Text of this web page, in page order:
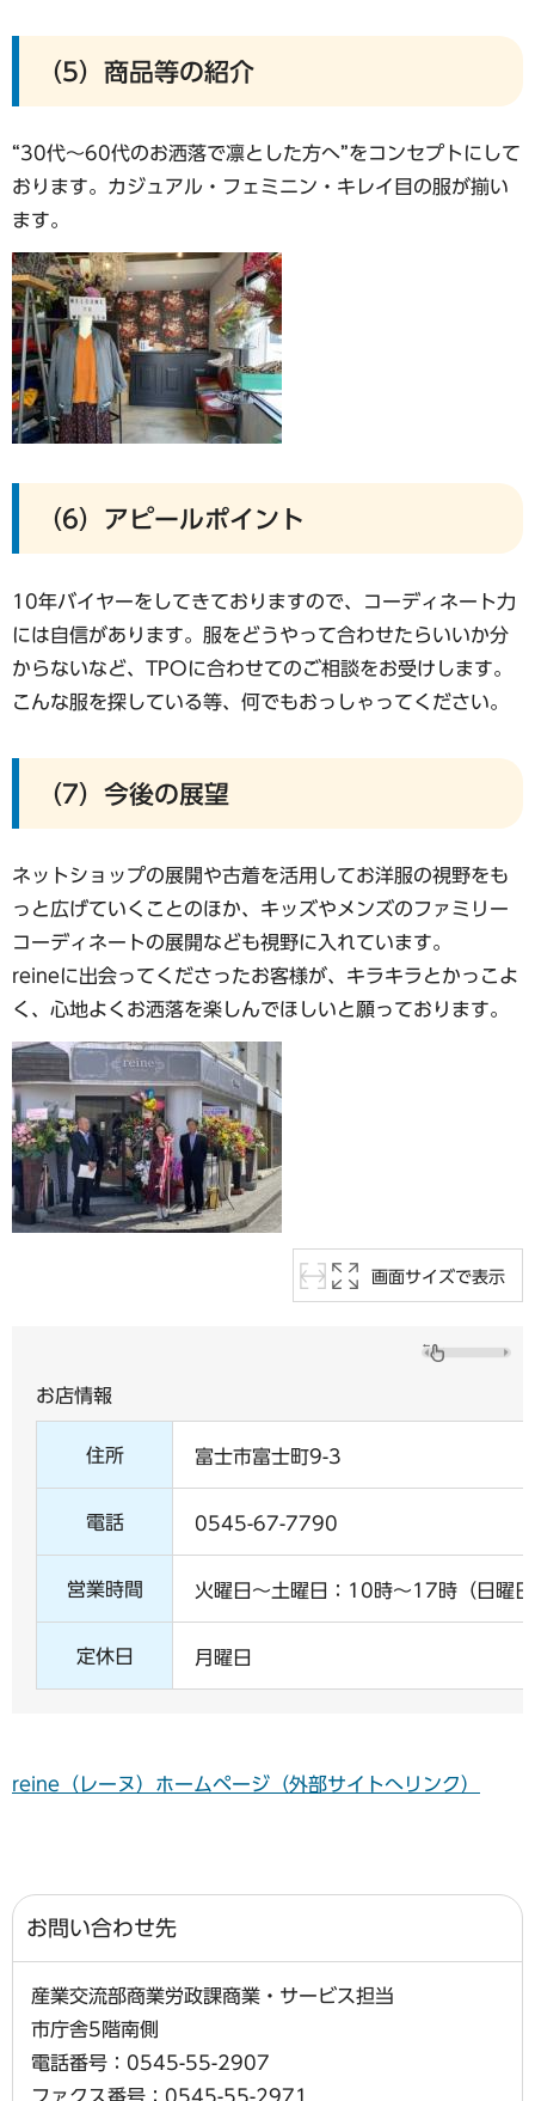
（5）商品等の紹介
“30代～60代のお洒落で凛とした方へ”をコンセプトにして
おります。カジュアル・フェミニン・キレイ目の服が揃い
ます。
（6）アピールポイント
10年バイヤーをしてきておりますので、コーディネート力
には自信があります。服をどうやって合わせたらいいか分
からないなど、TPOに合わせてのご相談をお受けします。
こんな服を探している等、何でもおっしゃってください。
（7）今後の展望
ネットショップの展開や古着を活用してお洋服の視野をも
っと広げていくことのほか、キッズやメンズのファミリー
コーディネートの展開なども視野に入れています。
reineに出会ってくださったお客様が、キラキラとかっこよ
く、心地よくお洒落を楽しんでほしいと願っております。
画面サイズで表示
お店情報
住所 富士市富士町9-3
電話 0545-67-7790
営業時間 火曜日～土曜日：10時～17時（日曜
定休日 月曜日
reine（レーヌ）ホームページ（外部サイトへリンク）
お問い合わせ先
産業交流部商業労政課商業・サービス担当
市庁舎5階南側
電話番号：0545-55-2907
ファクス番号：0545-55-2971